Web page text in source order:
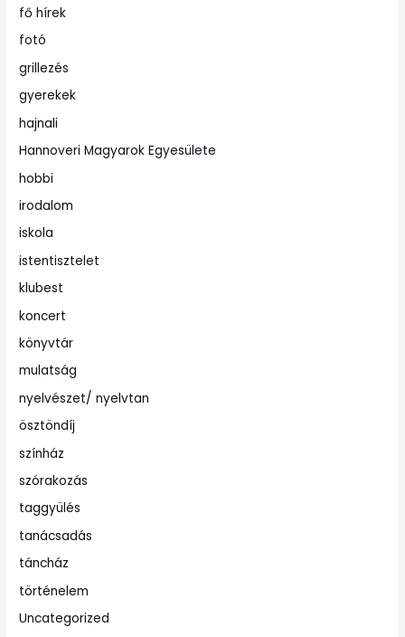
fő hírek
fotó
grillezés
gyerekek
hajnali
Hannoveri Magyarok Egyesülete
hobbi
irodalom
iskola
istentisztelet
klubest
koncert
könyvtár
mulatság
nyelvészet/ nyelvtan
ösztöndíj
színház
szórakozás
taggyülés
tanácsadás
táncház
történelem
Uncategorized